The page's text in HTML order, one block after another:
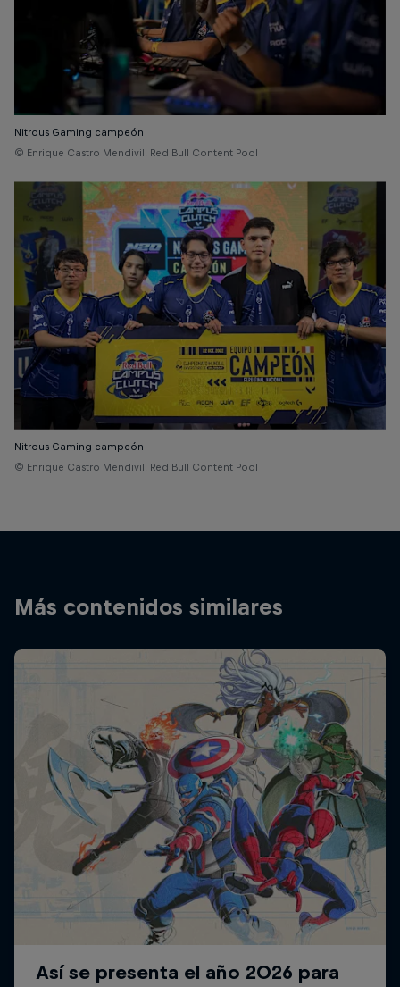
Nitrous Gaming campeón
© Enrique Castro Mendivil, Red Bull Content Pool
Nitrous Gaming campeón
© Enrique Castro Mendivil, Red Bull Content Pool
Más contenidos similares